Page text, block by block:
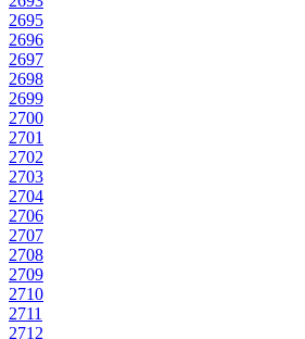
2695
2696
2697
2698
2699
2700
2701
2702
2703
2704
2706
2707
2708
2709
2710
2711
2712